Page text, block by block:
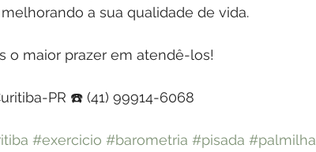
a sua qualidade de vida.
o maior prazer em atendê-los!
PR ☎️ (41) 99914-6068
#exercicio #barometria #pisada #palmilha